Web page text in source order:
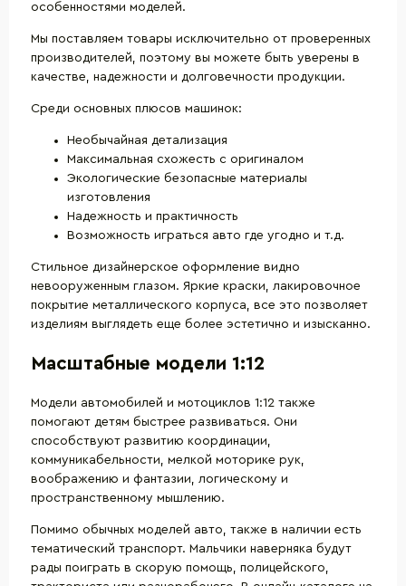
особенностями моделей.
Мы поставляем товары исключительно от проверенных
производителей, поэтому вы можете быть уверены в
качестве, надежности и долговечности продукции.
Среди основных плюсов машинок:
Необычайная детализация
Максимальная схожесть с оригиналом
Экологические безопасные материалы
изготовления
Надежность и практичность
Возможность играться авто где угодно и т.д.
Стильное дизайнерское оформление видно
невооруженным глазом. Яркие краски, лакировочное
покрытие металлического корпуса, все это позволяет
изделиям выглядеть еще более эстетично и изысканно.
Масштабные модели 1:12
Модели автомобилей и мотоциклов 1:12 также
помогают детям быстрее развиваться. Они
способствуют развитию координации,
коммуникабельности, мелкой моторике рук,
воображению и фантазии, логическому и
пространственному мышлению.
Помимо обычных моделей авто, также в наличии есть
тематический транспорт. Мальчики наверняка будут
рады поиграть в скорую помощь, полицейского,